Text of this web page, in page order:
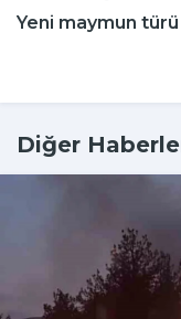
Yeni maymun
Diğer